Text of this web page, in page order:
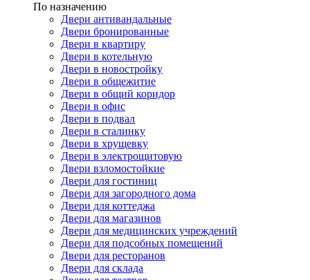
По назначению
Двери антивандальные
Двери бронированные
Двери в квартиру
Двери в котельную
Двери в новостройку
Двери в общежитие
Двери в общий коридор
Двери в офис
Двери в подвал
Двери в сталинку
Двери в хрущевку
Двери в электрощитовую
Двери взломостойкие
Двери для гостиниц
Двери для загородного дома
Двери для коттеджа
Двери для магазинов
Двери для медицинских учреждений
Двери для подсобных помещений
Двери для ресторанов
Двери для склада